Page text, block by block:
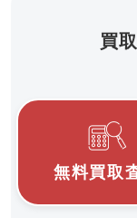
買
無料買取